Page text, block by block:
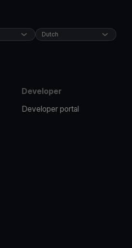
Dutch
Developer
Developer portal